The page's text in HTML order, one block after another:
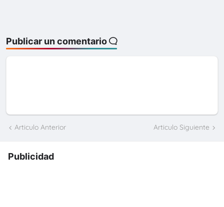
Publicar un comentario
Articulo Anterior Articulo Siguiente
Publicidad